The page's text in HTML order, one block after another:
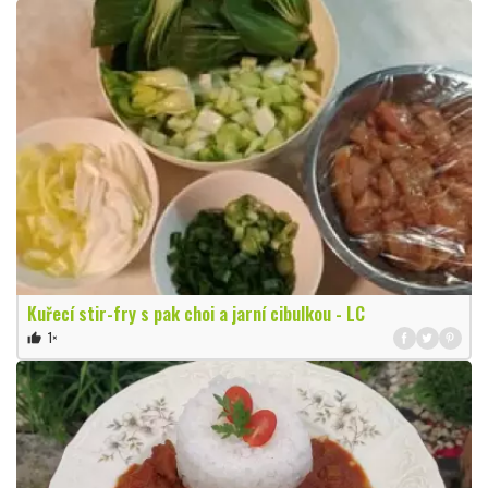
Kuřecí stir-fry s pak choi a jarní cibulkou - LC
thumb_up 1×